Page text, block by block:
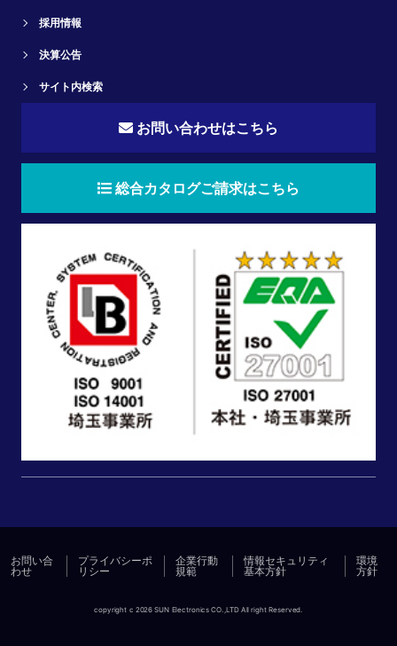
採用情報
決算公告
サイト内検索
お問い合わせはこちら
総合カタログご請求はこちら
お問い合
わせ
プライバシーポ
リシー
企業行動
規範
情報セキュリティ
基本方針
環境
方針
copyright c 2026 SUN Electronics CO.,LTD All right Reserved.